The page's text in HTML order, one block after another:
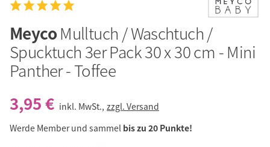
MeycoMulltuch / Waschtuch /
Spucktuch 3er Pack 30 x 30 cm - Mini
Panther - Toffee
3,95 € inkl. MwSt., zzgl. Versand
Werde Member und sammel bis zu 20 Punkte!